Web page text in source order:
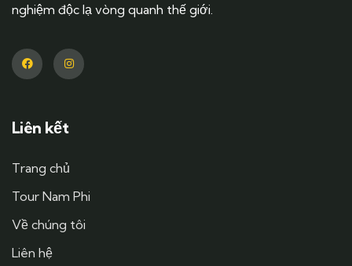
nghiệm độc lạ vòng quanh thế giới.
Liên kết
Trang chủ
Tour Nam Phi
Về chúng tôi
Liên hệ